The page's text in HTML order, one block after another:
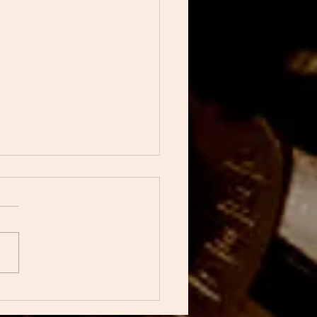
Wranglerについて書い